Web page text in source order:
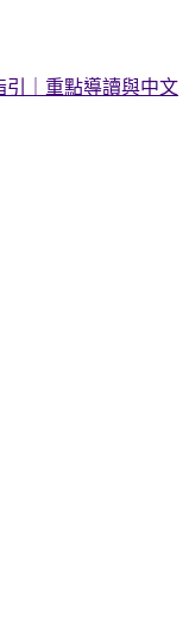
引｜重點導讀與中文